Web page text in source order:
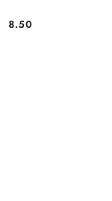
Cena:
8.50